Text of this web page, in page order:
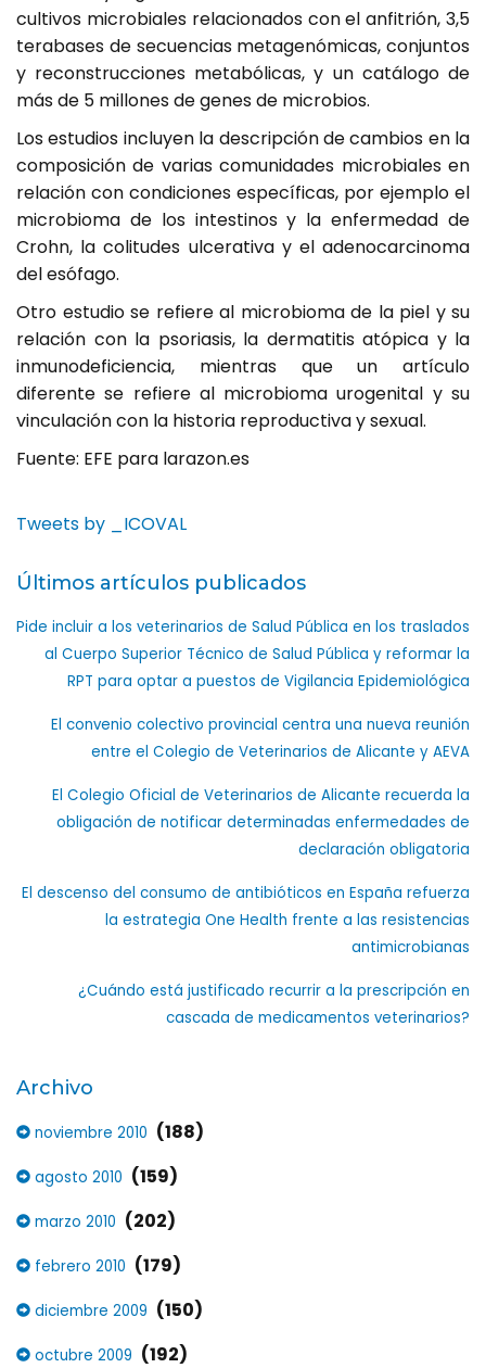
cultivos microbiales relacionados con el anfitrión, 3,5
terabases de secuencias metagenómicas, conjuntos
y reconstrucciones metabólicas, y un catálogo de
más de 5 millones de genes de microbios.
Los estudios incluyen la descripción de cambios en la
composición de varias comunidades microbiales en
relación con condiciones específicas, por ejemplo el
microbioma de los intestinos y la enfermedad de
Crohn, la colitudes ulcerativa y el adenocarcinoma
del esófago.
Otro estudio se refiere al microbioma de la piel y su
relación con la psoriasis, la dermatitis atópica y la
inmunodeficiencia, mientras que un artículo
diferente se refiere al microbioma urogenital y su
vinculación con la historia reproductiva y sexual.
Fuente: EFE para larazon.es
Tweets by _ICOVAL
Últimos artículos publicados
Pide incluir a los veterinarios de Salud Pública en los traslados
al Cuerpo Superior Técnico de Salud Pública y reformar la
RPT para optar a puestos de Vigilancia Epidemiológica
El convenio colectivo provincial centra una nueva reunión
entre el Colegio de Veterinarios de Alicante y AEVA
El Colegio Oficial de Veterinarios de Alicante recuerda la
obligación de notificar determinadas enfermedades de
declaración obligatoria
El descenso del consumo de antibióticos en España refuerza
la estrategia One Health frente a las resistencias
antimicrobianas
¿Cuándo está justificado recurrir a la prescripción en
cascada de medicamentos veterinarios?
Archivo
noviembre 2010 (188)
agosto 2010 (159)
marzo 2010 (202)
febrero 2010 (179)
diciembre 2009 (150)
octubre 2009 (192)